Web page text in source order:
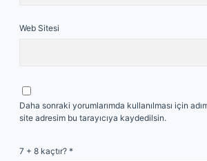
Web Sitesi
Daha sonraki yorumlarımda kullanılması için
site adresim bu tarayıcıya kaydedilsin.
7 + 8 kaçtır? *